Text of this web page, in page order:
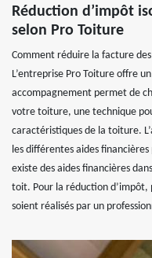
Réduction d’impôt
selon Pro Toiture
Comment réduire la facture
L’entreprise Pro Toiture offre
accompagnement permet de
votre toiture, une technique
caractéristiques de la toiture.
les différentes aides financières
existe des aides financières
toit. Pour la réduction
soient réalisés par un